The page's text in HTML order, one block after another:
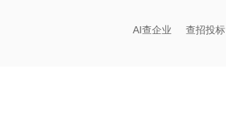
AI查企业 查招投标